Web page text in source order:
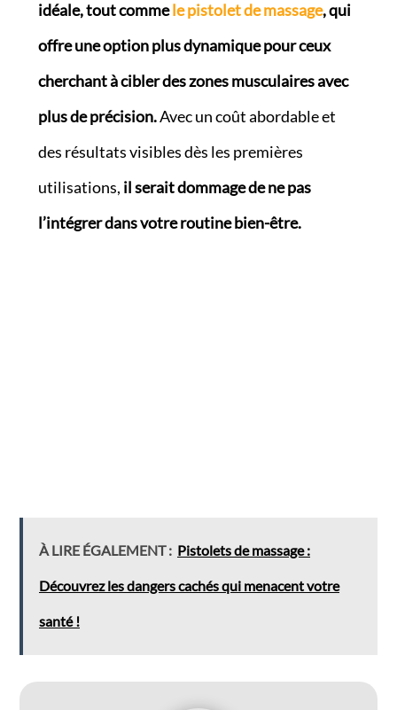
idéale, tout commele pistolet de massage, qui
offre une option plus dynamique pour ceux
cherchant à cibler des zones musculaires avec
plus de précision.Avec un coût abordable et
des résultats visibles dès les premières
utilisations, il serait dommage de ne pas
l’intégrer dans votre routine bien-être.
À LIRE ÉGALEMENT : Pistolets de massage :
Découvrez les dangers cachés qui menacent votre
santé !